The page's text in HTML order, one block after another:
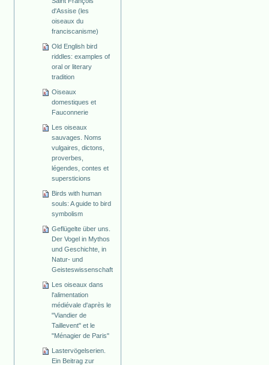
d'Assise (les
oiseaux du
franciscanisme)
Old English bird
riddles: examples of
oral or literary
tradition
Oiseaux
domestiques et
Fauconnerie
Les oiseaux
sauvages. Noms
vulgaires, dictons,
proverbes,
légendes, contes et
supersticions
Birds with human
souls: A guide to bird
symbolism
Geflügelte über uns.
Der Vogel in Mythos
und Geschichte, in
Natur- und
Geisteswissenschaft
Les oiseaux dans
l'alimentation
médiévale d'après le
"Viandier de
Taillevent" et le
"Ménagier de Paris"
Lastervögelserien.
Ein Beitrag zur